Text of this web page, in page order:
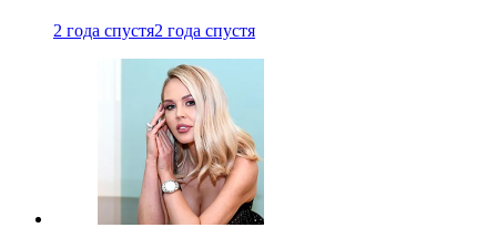
2 года спустя2 года спустя